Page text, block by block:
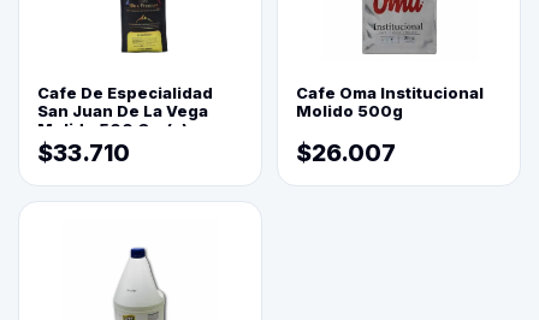
Cafe De Especialidad
San Juan De La Vega
Molido 500 Grs(=)
$33.710
Cafe Oma Institucional
Molido 500g
$26.007